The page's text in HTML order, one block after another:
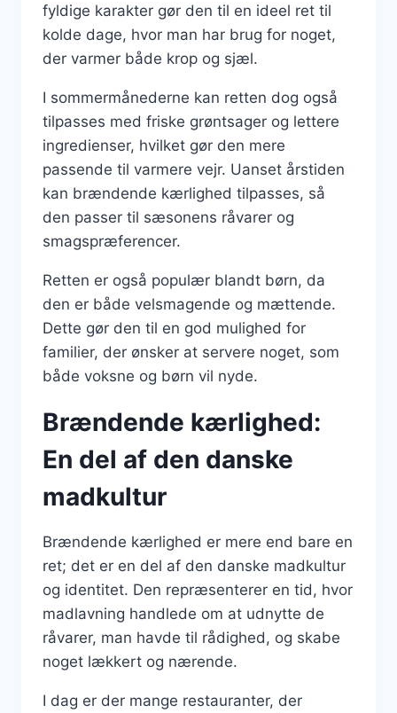
fyldige karakter gør den til en ideel ret til
kolde dage, hvor man har brug for noget,
der varmer både krop og sjæl.
I sommermånederne kan retten dog også
tilpasses med friske grøntsager og lettere
ingredienser, hvilket gør den mere
passende til varmere vejr. Uanset årstiden
kan brændende kærlighed tilpasses, så
den passer til sæsonens råvarer og
smagspræferencer.
Retten er også populær blandt børn, da
den er både velsmagende og mættende.
Dette gør den til en god mulighed for
familier, der ønsker at servere noget, som
både voksne og børn vil nyde.
Brændende kærlighed:
En del af den danske
madkultur
Brændende kærlighed er mere end bare en
ret; det er en del af den danske madkultur
og identitet. Den repræsenterer en tid, hvor
madlavning handlede om at udnytte de
råvarer, man havde til rådighed, og skabe
noget lækkert og nærende.
I dag er der mange restauranter, der